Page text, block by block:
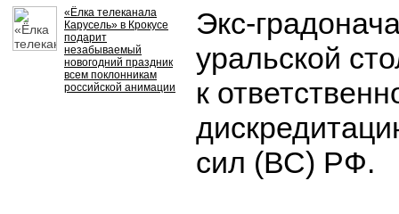
«Ёлка телеканала
Карусель» в Крокусе
подарит
незабываемый
новогодний праздник
всем поклонникам
российской анимации
Экс-
уральской
к
сил (ВС) РФ.